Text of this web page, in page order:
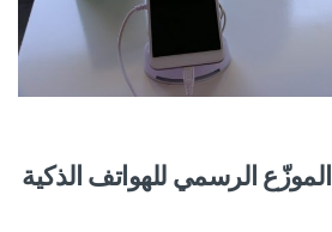
في تونس Infinix الموزّع الرسمي للهواتف الذكية